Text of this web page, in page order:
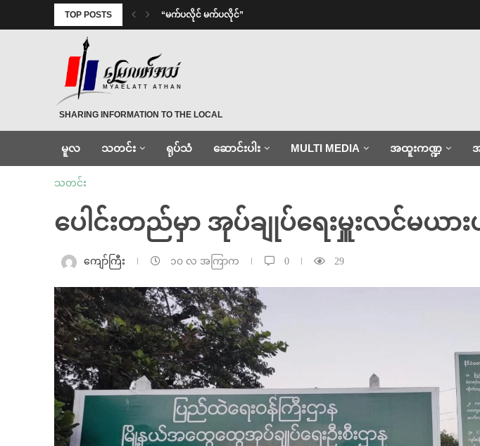
TOP POSTS ⁨ ⁨“မက်ပလိုင် မက်ပလိုင်”
MYAELATT ATHAN
SHARING INFORMATION TO THE LOCAL
မူလ သတင်း ရုပ်သံ ဆောင်းပါး MULTI MEDIA အထူးကဏ္ဍ
သတင်း
ပေါင်းတည်မှာ အုပ်ချုပ်ရေးမှူးလင်မယာ
ကျော်ကြီး ၁၀ လ အကြာက 0 29